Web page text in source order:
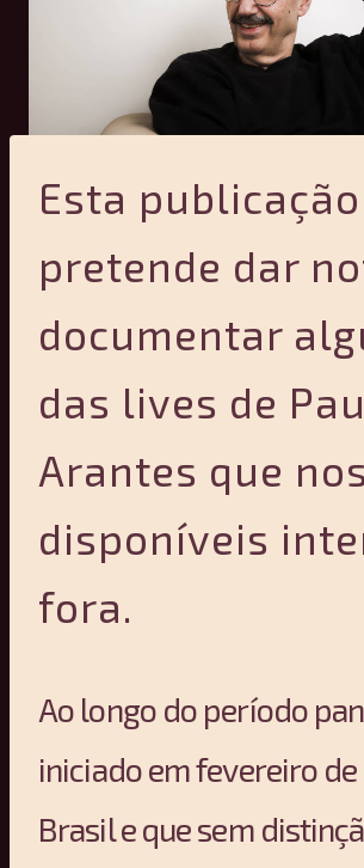
Esta publicação
pretende dar
documentar
das lives de
Arantes que
disponíveis
fora.
Ao longo do período
iniciado em fevereiro
Brasil e que sem